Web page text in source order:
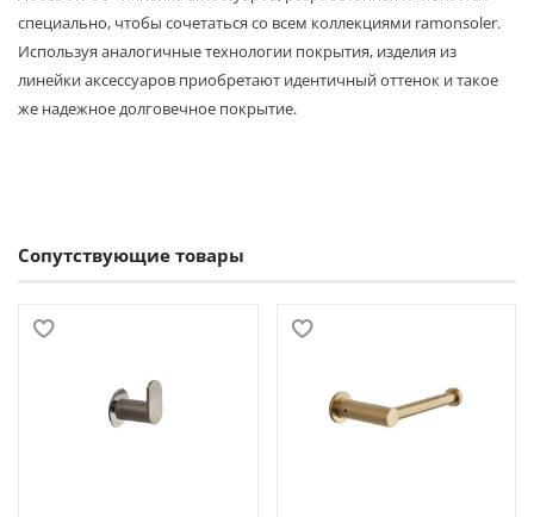
специально, чтобы сочетаться со всем коллекциями ramonsoler.
Используя аналогичные технологии покрытия, изделия из
линейки аксессуаров приобретают идентичный оттенок и такое
же надежное долговечное покрытие.
Сопутствующие товары